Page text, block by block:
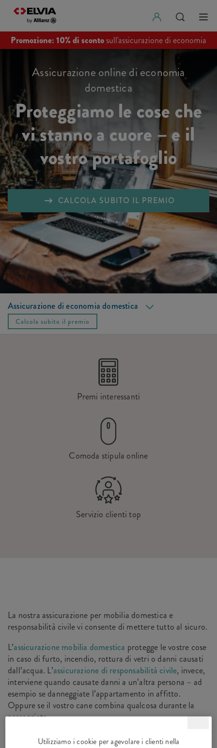
Promozione: 10% di scontosull'assicurazione di economia
Assicurazione online di economia
domestica
Proteggiamo le cose che
vi stanno a cuore – e il
vostro portafoglio
CALCOLA SUBITO IL PREMIO
Assicurazione di economia domestica
Altre opzioni
FAQ
Ecco come funziona
Servizi
Calcola subito il premio
Premi interessanti
Comoda stipula online
Servizio clienti top
La nostra assicurazione per mobilia domestica e
responsabilità civile vi consente di mettere tutto al sicuro.
L’assicurazione mobilia domestica protegge le vostre cose
in caso di furto, incendio, rottura di vetri o danni causati
dall’acqua. L’assicurazione di responsabilità civile, invece,
interviene quando causate danni a un’altra persona – ad
esempio se danneggiate l’appartamento in affitto.
Oppure se il vostro cane combina qualcosa durante la
passeggiata.
Utilizziamo i cookie per agevolare i clienti nella